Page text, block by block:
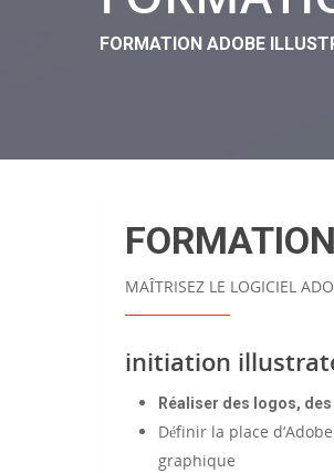
FORMATION ADOBE
MAÎTRISEZ LE LOGICIEL
initiation
Réaliser des logos,
Définir la place
graphique